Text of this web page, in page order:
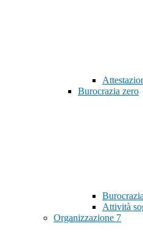
Burocrazia zero
Attività
Organizzazione 7